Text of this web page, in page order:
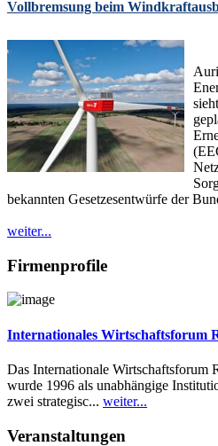
Vollbremsung beim
bekannten Gesetzesentwürfe der
weiter...
Firmenprofile
Internationales Wirtschaftsforum
Das Internationale Wirtschaftsforum
wurde 1996 als unabhängige
zwei strategisc... weiter...
Veranstaltungen